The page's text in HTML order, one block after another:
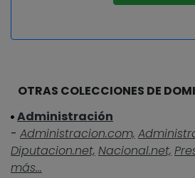
OTRAS COLECCIONES DE
Administración
- Administracion.com,
Diputacion.net, Nacional.net,
más...